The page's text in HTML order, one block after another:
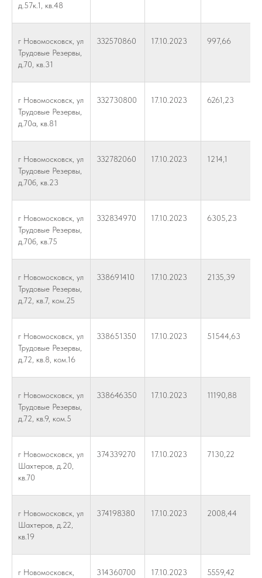
д.57к.1, кв.48
г Новомосковск, ул
Трудовые Резервы,
д.70, кв.31
332570860 17.10.2023 997,66
г Новомосковск, ул
Трудовые Резервы,
д.70а, кв.81
332730800 17.10.2023 6261,23
г Новомосковск, ул
Трудовые Резервы,
д.70б, кв.23
332782060 17.10.2023 1214,1
г Новомосковск, ул
Трудовые Резервы,
д.70б, кв.75
332834970 17.10.2023 6305,23
г Новомосковск, ул
Трудовые Резервы,
д.72, кв.7, ком.25
338691410 17.10.2023 2135,39
г Новомосковск, ул
Трудовые Резервы,
д.72, кв.8, ком.16
338651350 17.10.2023 51544,63
г Новомосковск, ул
Трудовые Резервы,
д.72, кв.9, ком.5
338646350 17.10.2023 11190,88
г Новомосковск, ул
Шахтеров, д.20,
кв.70
374339270 17.10.2023 7130,22
г Новомосковск, ул
Шахтеров, д.22,
кв.19
374198380 17.10.2023 2008,44
г Новомосковск,
314360700 17.10.2023 5559,42